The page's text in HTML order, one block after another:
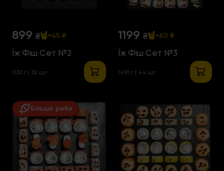
899 ₴ +45 ₴
Їж Фіш Сет №2
1130 г | 32 шт
1199 ₴ +60 ₴
Їж Фіш Сет №3
1410 г | 44 шт
Більше риби